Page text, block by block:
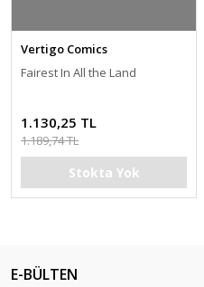
Vertigo Comics
Fairest In All the Land
1.130,25 TL
1.189,74 TL
Stokta Yok
E-BÜLTEN